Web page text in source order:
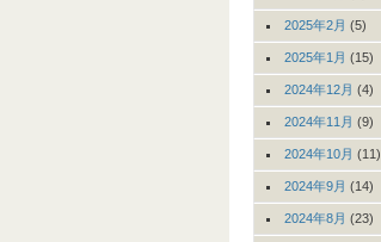
2025年2月 (5)
2025年1月 (15)
2024年12月 (4)
2024年11月 (9)
2024年10月 (11)
2024年9月 (14)
2024年8月 (23)